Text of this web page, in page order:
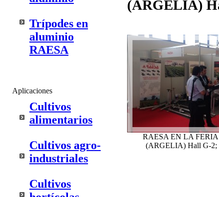
Trípodes en
aluminio
RAESA
Aplicaciones
Cultivos
alimentarios
Cultivos agro-
industriales
Cultivos
(ARGELIA)
RAESA EN LA FERIA
(ARGELIA) Hall G-2;